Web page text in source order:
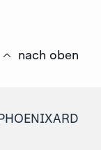
nach oben
ARD